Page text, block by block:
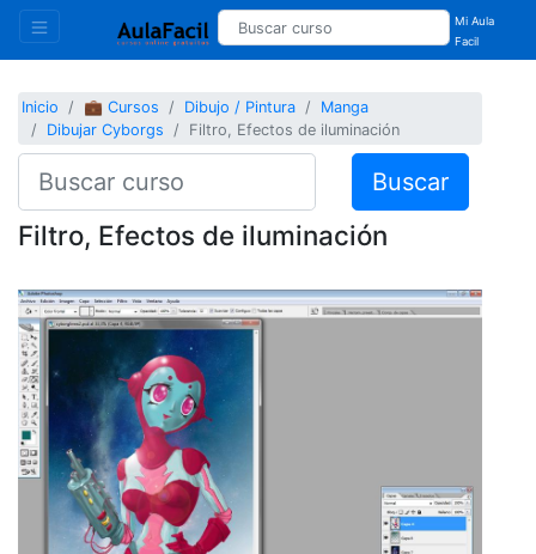
Mi Aula
Facil
Inicio 💼 Cursos Dibujo / Pintura
Manga
Dibujar Cyborgs
Filtro, Efectos de iluminación
Buscar
Filtro, Efectos de iluminación